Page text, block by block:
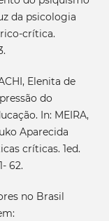
da psicologia
crítica.
Elenita de
do
In: MEIRA,
Aparecida
críticas. 1ed.
62.
no Brasil